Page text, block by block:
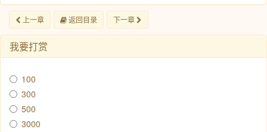
上一章 返回目录 下一章
我要打赏
100
300
500
3000